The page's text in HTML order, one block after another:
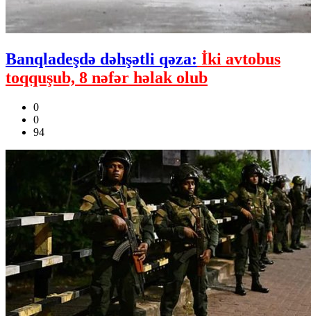
Banqladeşdə dəhşətli qəza: İki avtobus
toqquşub, 8 nəfər həlak olub
0
0
94